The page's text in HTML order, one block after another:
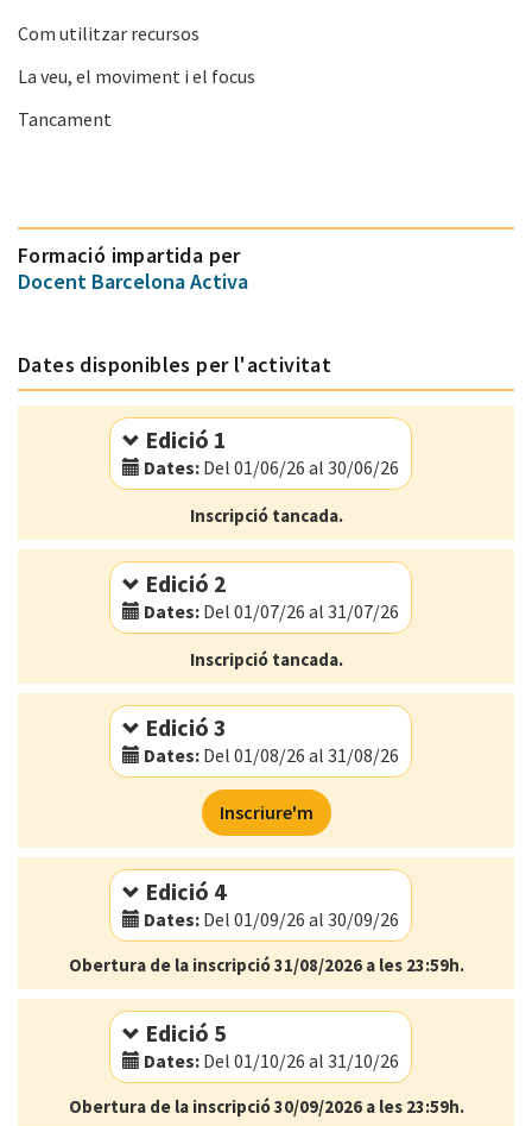
Com utilitzar recursos
La veu, el moviment i el focus
Tancament
Formació impartida per
Docent Barcelona Activa
Dates disponibles per l'activitat
Edició 1
Dates:Del 01/06/26 al 30/06/26
Modalitat:Online
Idioma:Català
Inscripció tancada.
Edició 2
Dates:Del 01/07/26 al 31/07/26
Modalitat:Online
Idioma:Català
Inscripció tancada.
Edició 3
Dates:Del 01/08/26 al 31/08/26
Modalitat:
Online
Idioma: Català
Inscriure'm
Edició 4
Dates:Del 01/09/26 al 30/09/26
Modalitat:Online
Idioma:Català
Obertura de la inscripció 31/08/2026 a les 23:59h.
Edició 5
Dates:Del 01/10/26 al 31/10/26
Modalitat:Online
Obertura de la inscripció 30/09/2026 a les 23:59h.